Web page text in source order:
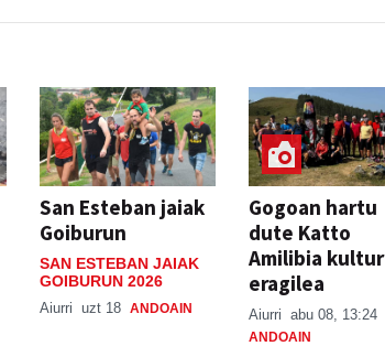
San Esteban jaiak
Goiburun
SAN ESTEBAN JAIAK
GOIBURUN 2026
Aiurri uzt 18 ANDOAIN
Gogoan hartu
dute Katto
Amilibia kultur
eragilea
Aiurri abu 08, 13:24
ANDOAIN